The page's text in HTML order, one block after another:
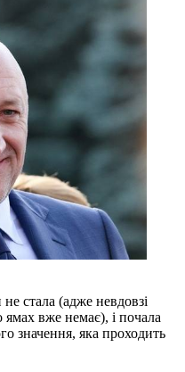
стала (адже невдовзі
ямах вже немає), і почала
значення, яка проходить